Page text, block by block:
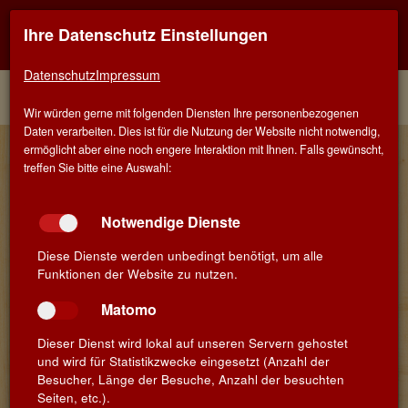
Laure Habasque & Jérôme Paquette
- Château Astros
Auf Château Astros begegnen sich Kunst und Kultur. Dieses
ehrwürdige Schloss aus dem 17ten Jahrhundert, ein Ensemble
aus zwei Burgen, Kapelle, Aquädukt, Kommandantur und
Eremitage, ist seit 1802 im Besitz der Familie Maurel – neun
Generationen haben seit dem hier engagierten Weinbau
betrieben. Das Anwesen liegt geschützt vom Maurenmassif im
Hinterland der Côte d’Azur in der malerischen Provence.
Herrin über die 80 Hektar Weinberge ist Laure Habasque, die
zusammen mit dem beratenden Önologen Jérôme Paquette für
die Weine verantwortlich zeichnet. Beide teilen die gleiche
Überzeugung: ‚Die Magie großartiger Weine liegt in der Arbeit der
Ihre Datenschutz Einstellungen
DatenschutzImpressum
Wir würden gerne mit folgenden Diensten Ihre personenbezogenen
Daten verarbeiten. Dies ist für die Nutzung der Website nicht notwendig,
ermöglicht aber eine noch engere Interaktion mit Ihnen. Falls gewünscht,
treffen Sie bitte eine Auswahl:
Notwendige Dienste
Diese Dienste werden unbedingt benötigt, um alle
Funktionen der Website zu nutzen.
Matomo
Dieser Dienst wird lokal auf unseren Servern gehostet
und wird für Statistikzwecke eingesetzt (Anzahl der
Besucher, Länge der Besuche, Anzahl der besuchten
Seiten, etc.).